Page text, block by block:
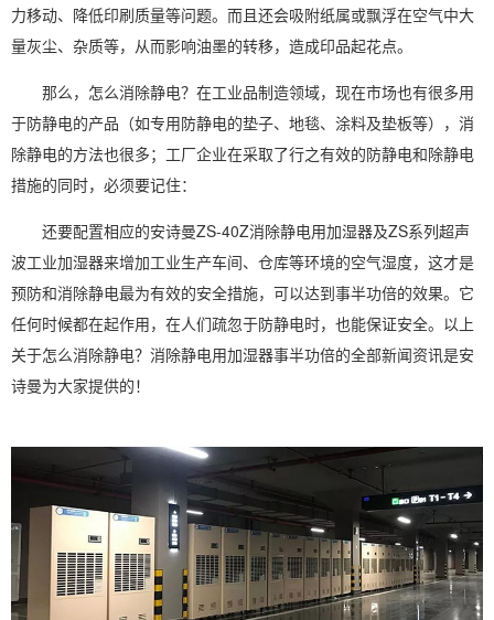
力移动、降低印刷质量等问题。而且还会吸附纸属或飘浮在空气中大
量灰尘、杂质等，从而影响油墨的转移，造成印品起花点。
那么，怎么消除静电？在工业品制造领域，现在市场也有很多用
于防静电的产品（如专用防静电的垫子、地毯、涂料及垫板等），消
除静电的方法也很多；工厂企业在采取了行之有效的防静电和除静电
措施的同时，必须要记住：
还要配置相应的安诗曼ZS-40Z消除静电用加湿器及ZS系列超声
波工业加湿器来增加工业生产车间、仓库等环境的空气湿度，这才是
预防和消除静电最为有效的安全措施，可以达到事半功倍的效果。它
任何时候都在起作用，在人们疏忽于防静电时，也能保证安全。以上
关于怎么消除静电？消除静电用加湿器事半功倍的全部新闻资讯是安
诗曼为大家提供的！